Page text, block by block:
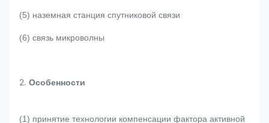
(5) наземная станция спутниковой связи
(6) связь микроволны
2. Особенности
(1) принятие технологии компенсации фактора активной